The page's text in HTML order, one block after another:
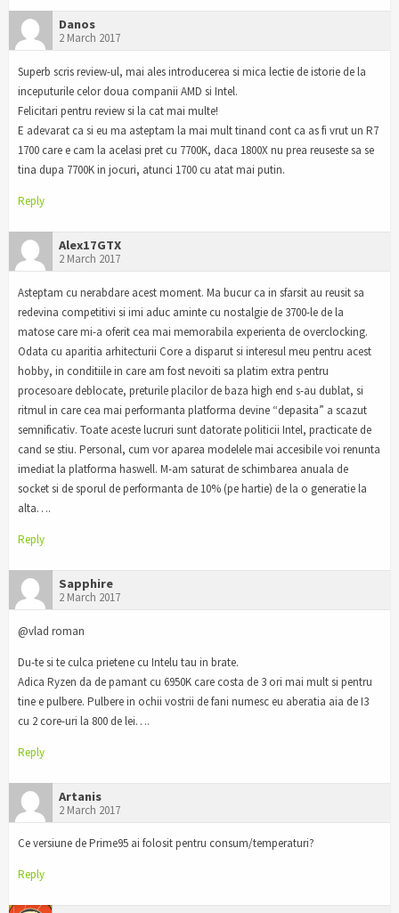
Danos
2 March 2017
Superb scris review-ul, mai ales introducerea si mica lectie de istorie de la
inceputurile celor doua companii AMD si Intel.
Felicitari pentru review si la cat mai multe!
E adevarat ca si eu ma asteptam la mai mult tinand cont ca as fi vrut un R7
1700 care e cam la acelasi pret cu 7700K, daca 1800X nu prea reuseste sa se
tina dupa 7700K in jocuri, atunci 1700 cu atat mai putin.
Reply
Alex17GTX
2 March 2017
Asteptam cu nerabdare acest moment. Ma bucur ca in sfarsit au reusit sa
redevina competitivi si imi aduc aminte cu nostalgie de 3700-le de la
matose care mi-a oferit cea mai memorabila experienta de overclocking.
Odata cu aparitia arhitecturii Core a disparut si interesul meu pentru acest
hobby, in conditiile in care am fost nevoiti sa platim extra pentru
procesoare deblocate, preturile placilor de baza high end s-au dublat, si
ritmul in care cea mai performanta platforma devine “depasita” a scazut
semnificativ. Toate aceste lucruri sunt datorate politicii Intel, practicate de
cand se stiu. Personal, cum vor aparea modelele mai accesibile voi renunta
imediat la platforma haswell. M-am saturat de schimbarea anuala de
socket si de sporul de performanta de 10% (pe hartie) de la o generatie la
alta….
Reply
Sapphire
2 March 2017
@vlad roman
Du-te si te culca prietene cu Intelu tau in brate.
Adica Ryzen da de pamant cu 6950K care costa de 3 ori mai mult si pentru
tine e pulbere. Pulbere in ochii vostrii de fani numesc eu aberatia aia de I3
cu 2 core-uri la 800 de lei….
Reply
Artanis
2 March 2017
Ce versiune de Prime95 ai folosit pentru consum/temperaturi?
Reply